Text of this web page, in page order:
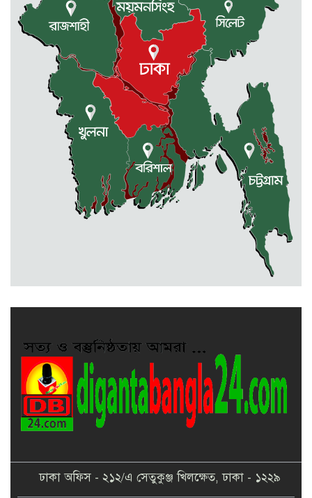
প্রথম শ্রেণিতে ভর্তি লটারিতে, পরীক্ষা হবে
দ্বিতীয় থেকে নবম শ্রেণি পর্যন্ত
দুর্গাপুরে ক্ষুদে শিক্ষার্থীদের মাঝে গাছের
চারা বিতরণ
ঢাকাসহ যেসব অঞ্চলে বজ্রবৃষ্টির আভাস
কলমাকান্দা-নেত্রকোনা আঞ্চলিক সড়কে
৫ শতাধিক গাছের চারা রোপণ
মেলান্দহে ব্র্যাকের স্বাস্থ্য ক্যাম্প পরিদর্শনে
ঢাকা অফিস - ২১২/এ সেতুকুঞ্জ খিলক্ষেত, ঢাকা - ১২২৯